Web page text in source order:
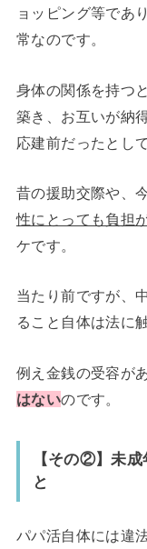
ョッピング等であ
常なのです。
身体の関係を持つ
築き、お互いが納
応建前だったとし
昔の援助交際や、
性にとっても負担
ケです。
当たり前ですが、
ること自体は法に
例え金銭の受容が
はないのです。
【その②】未
と
パパ活自体には違